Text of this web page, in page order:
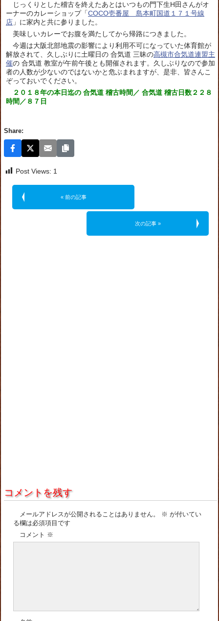
じっくりとした稽古を終えたあとはいつもの門下生H田さんがオ
ーナーのカレーショップ「COCO壱番屋 島本町国道１７１号線
店 」に家内と共に参りました。
美味しいカレーでお腹を満たしてから帰路につきました。
今週は大阪北部地震の影響により利用不可になっていた体育館が
解放されて、久しぶりに土曜日の 合気道 三昧の高槻市合気道連盟主
催の 合気道 教室が午前午後とも開催されます。久しぶりなので参加
者の人数が少ないのではないかと危ぶまれますが、是非、皆さんこ
ぞっておいでください。
２０１８年の本日迄の 合気道 稽古時間／ 合気道 稽古日数２２８
時間／８７日
Share:
Post Views: 1
« 前の記事
次の記事 »
コメントを残す
メールアドレスが公開されることはありません。 ※ が付いてい
る欄は必須項目です
コメント ※